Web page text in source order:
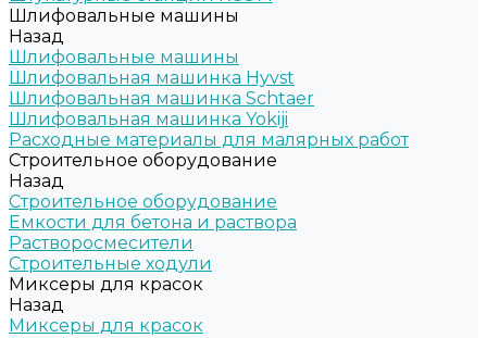
Шлифовальные машины
Назад
Шлифовальные машины
Шлифовальная машинка Hyvst
Шлифовальная машинка Schtaer
Шлифовальная машинка Yokiji
Расходные материалы для малярных работ
Строительное оборудование
Назад
Строительное оборудование
Емкости для бетона и раствора
Растворосмесители
Строительные ходули
Миксеры для красок
Назад
Миксеры для красок